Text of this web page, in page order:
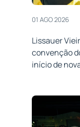
01 AGO 2026
Lissauer
convenção
início de